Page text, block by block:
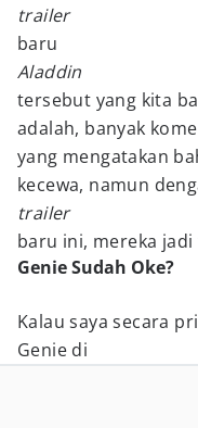
trailer
baru
Aladdin
tersebut yang kita
adalah, banyak
yang mengatakan
kecewa, namun
trailer
baru ini, mereka
Genie Sudah Oke?
Kalau saya secara
Genie di